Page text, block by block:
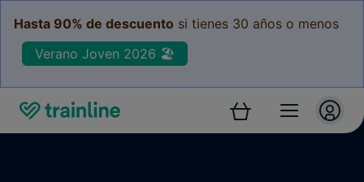
Hasta 90% de descuento si tienes 30 años o menos
Verano Joven 2026 🏖️